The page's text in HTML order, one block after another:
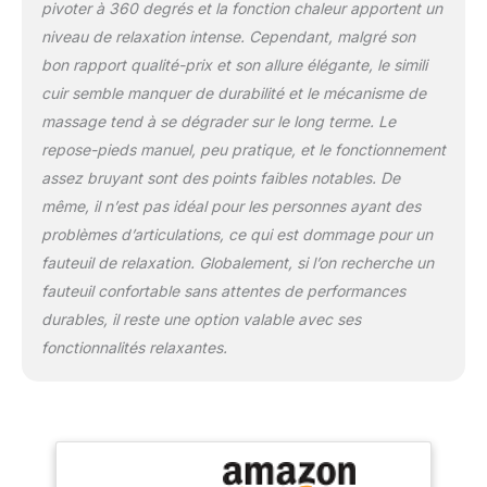
entourage ou votre café,
pour des pauses détente
optimales et des
ajustements instantanés
Confort personnalisé, où
que vous soyez dans la
pièce CONFORTABLE &
ERGONOMIQUE : Revêtu
d'un matériau PU en
synthétique lisse et ultra-
facile à nettoyer, ce
fauteuil inclinable allie
praticité et confort. Son
optimal - vous évitez les
douleurs musculaires
pivoter à 360 degrés et la fonction chaleur apportent un
niveau de relaxation intense. Cependant, malgré son
bon rapport qualité-prix et son allure élégante, le simili
cuir semble manquer de durabilité et le mécanisme de
massage tend à se dégrader sur le long terme. Le
repose-pieds manuel, peu pratique, et le fonctionnement
assez bruyant sont des points faibles notables. De
même, il n’est pas idéal pour les personnes ayant des
problèmes d’articulations, ce qui est dommage pour un
fauteuil de relaxation. Globalement, si l’on recherche un
fauteuil confortable sans attentes de performances
durables, il reste une option valable avec ses
fonctionnalités relaxantes.